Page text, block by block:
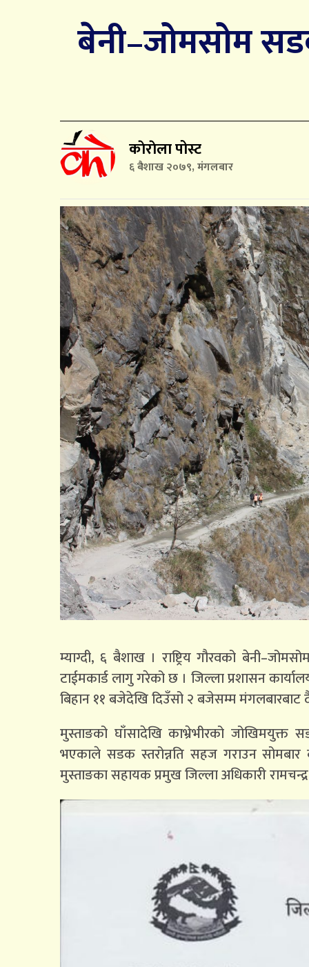
बेनी–जोमसोम
काेराेला पोस्ट
६ बैशाख २०७९, मंगलबार
म्याग्दी, ६ बैशाख । राष्ट्रिय गौरवको
टाईमकार्ड लागु गरेको छ । जिल्ला प्रशासन
बिहान ११ बजेदेखि दिउँसो २ बजेसम्म मंगलबारबाट
मुस्ताङको घाँसादेखि काभ्रेभीरको जोखिमयुक्त
भएकाले सडक स्तरोन्नति सहज गराउन सोमबार
मुस्ताङका सहायक प्रमुख जिल्ला अधिकारी